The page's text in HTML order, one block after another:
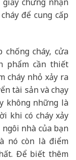
để cung cấp
cháy, cửa
phẩm cần thiết
cháy nhỏ xảy ra
tài sản và chạy
không những là
khi có cháy xảy
nhà của bạn
nó còn là điểm
Để biết thêm